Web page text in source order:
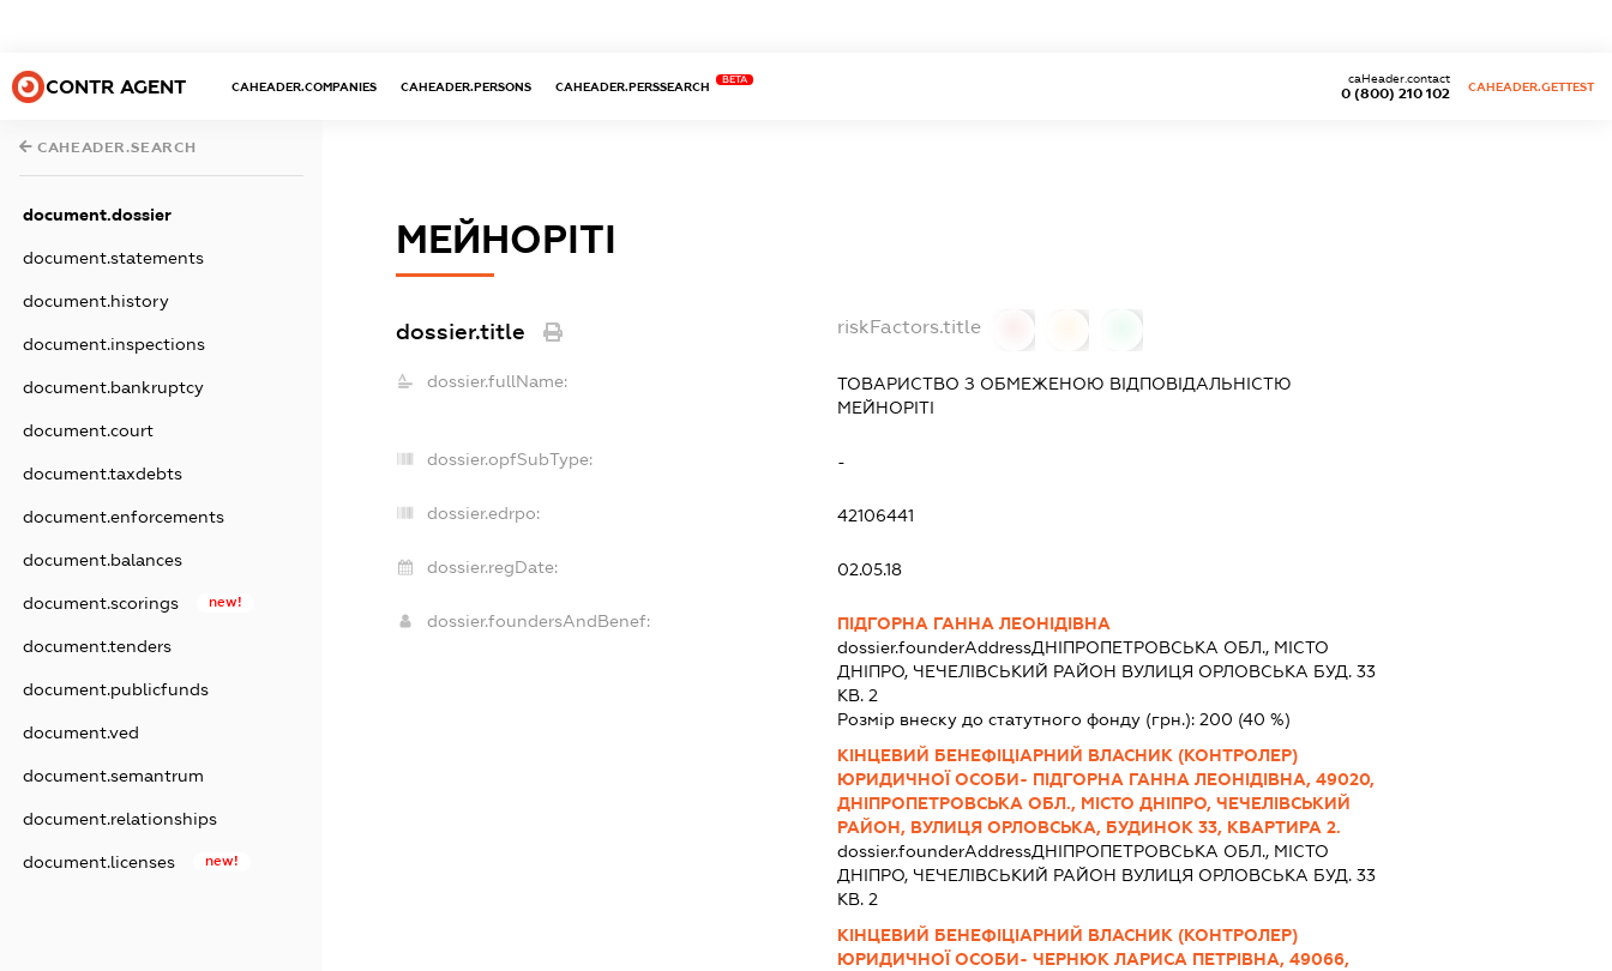
CONTR AGENT CAHEADER.COMPANIES CAHEADER.PERSONS CAHEADER.PERSSEARCH
BETA
0 (800) 210 102
caHeader.contact
CAHEADER.GETTEST
CAHEADER.SEARCH
document.dossier
document.statements
document.history
document.inspections
document.bankruptcy
document.court
document.taxdebts
document.enforcements
document.balances
document.scorings new!
document.tenders
document.publicfunds
document.ved
document.semantrum
document.relationships
document.licenses new!
МЕЙНОРІТІ
dossier.title riskFactors.title
dossier.fullName:
ТОВАРИСТВО З ОБМЕЖЕНОЮ ВІДПОВІДАЛЬНІСТЮ
МЕЙНОРІТІ
dossier.opfSubType: -
dossier.edrpo: 42106441
dossier.regDate: 02.05.18
dossier.foundersAndBenef:
ПІДГОРНА ГАННА ЛЕОНІДІВНА
dossier.founderAddressДНІПРОПЕТРОВСЬКА ОБЛ., МІСТО
ДНІПРО, ЧЕЧЕЛІВСЬКИЙ РАЙОН ВУЛИЦЯ ОРЛОВСЬКА БУД. 33
КВ. 2
Розмір внеску до статутного фонду (грн.):200 (40 %)
КІНЦЕВИЙ БЕНЕФІЦІАРНИЙ ВЛАСНИК (КОНТРОЛЕР)
ЮРИДИЧНОЇ ОСОБИ- ПІДГОРНА ГАННА ЛЕОНІДІВНА, 49020,
ДНІПРОПЕТРОВСЬКА ОБЛ., МІСТО ДНІПРО, ЧЕЧЕЛІВСЬКИЙ
РАЙОН, ВУЛИЦЯ ОРЛОВСЬКА, БУДИНОК 33, КВАРТИРА 2.
dossier.founderAddressДНІПРОПЕТРОВСЬКА ОБЛ., МІСТО
ДНІПРО, ЧЕЧЕЛІВСЬКИЙ РАЙОН ВУЛИЦЯ ОРЛОВСЬКА БУД. 33
КВ. 2
КІНЦЕВИЙ БЕНЕФІЦІАРНИЙ ВЛАСНИК (КОНТРОЛЕР)
ЮРИДИЧНОЇ ОСОБИ- ЧЕРНЮК ЛАРИСА ПЕТРІВНА, 49066,